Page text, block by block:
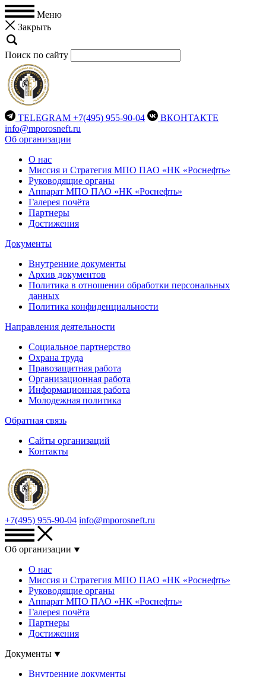
Меню
Закрыть
Поиск по сайту
TELEGRAM +7(495) 955-90-04
ВКОНТАКТЕ
info@mporosneft.ru
Об организации
О нас
Миссия и Стратегия МПО ПАО «НК «Роснефть»
Руководящие органы
Аппарат МПО ПАО «НК «Роснефть»
Галерея почёта
Партнеры
Достижения
Документы
Внутренние документы
Архив документов
Политика в отношении обработки персональных
данных
Политика конфиденциальности
Направления деятельности
Социальное партнерство
Охрана труда
Правозащитная работа
Организационная работа
Информационная работа
Молодежная политика
Обратная связь
Сайты организаций
Контакты
+7(495) 955-90-04 info@mporosneft.ru
Об организации
О нас
Миссия и Стратегия МПО ПАО «НК «Роснефть»
Руководящие органы
Аппарат МПО ПАО «НК «Роснефть»
Галерея почёта
Партнеры
Достижения
Документы
Внутренние документы